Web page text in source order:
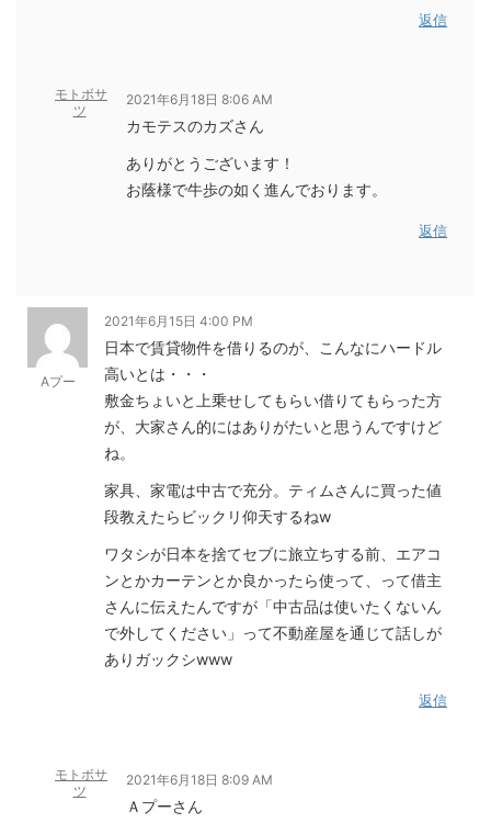
返信
モトボサ
ツ
2021年6月18日 8:06 AM
カモテスのカズさん
ありがとうございます！
お蔭様で牛歩の如く進んでおります。
返信
Aプー
2021年6月15日 4:00 PM
日本で賃貸物件を借りるのが、こんなにハードル
高いとは・・・
敷金ちょいと上乗せしてもらい借りてもらった方
が、大家さん的にはありがたいと思うんですけど
ね。
家具、家電は中古で充分。ティムさんに買った値
段教えたらビックリ仰天するねw
ワタシが日本を捨てセブに旅立ちする前、エアコ
ンとかカーテンとか良かったら使って、って借主
さんに伝えたんですが「中古品は使いたくないん
で外してください」って不動産屋を通じて話しが
ありガックシwww
返信
モトボサ
ツ
2021年6月18日 8:09 AM
Ａプーさん